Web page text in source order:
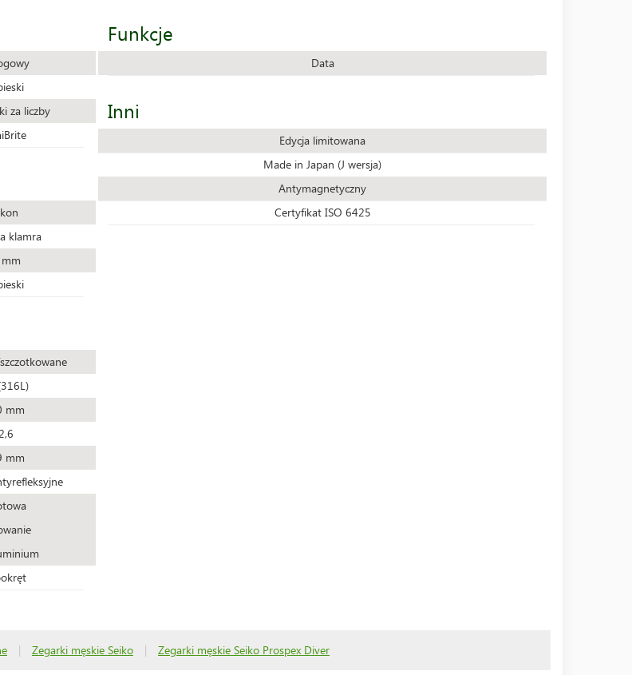
za liczby
klamra
mm
mm
Funkcje
Data
Inni
Edycja limitowana
Made in Japan (J wersja)
Antymagnetyczny
Certyfikat ISO 6425
| Zegarki męskie Seiko | Zegarki męskie Seiko Prospex Diver